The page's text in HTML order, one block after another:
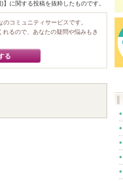
に関する投稿を抜粋したものです。
コミュニティサービスです。
るので、あなたの疑問や悩みもき
る